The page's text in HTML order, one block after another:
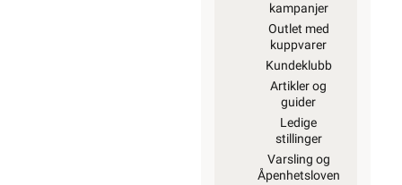
kampanjer
Outlet med
kuppvarer
Kundeklubb
Artikler og
guider
Ledige
stillinger
Varsling og
Åpenhetsloven